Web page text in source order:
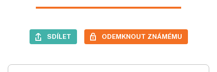
SDÍLET ODEMKNOUT ZNÁMÉMU